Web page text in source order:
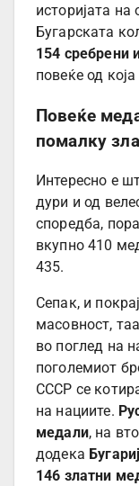
историјата на
Бугарската
154 сребрени
повеќе од
Повеќе
помалку
Интересно е
дури и од
споредба,
вкупно 410
435.
Сепак, и
масовност,
во поглед на
поголемиот
СССР се
на нациите.
медали, на
додека
146 златни